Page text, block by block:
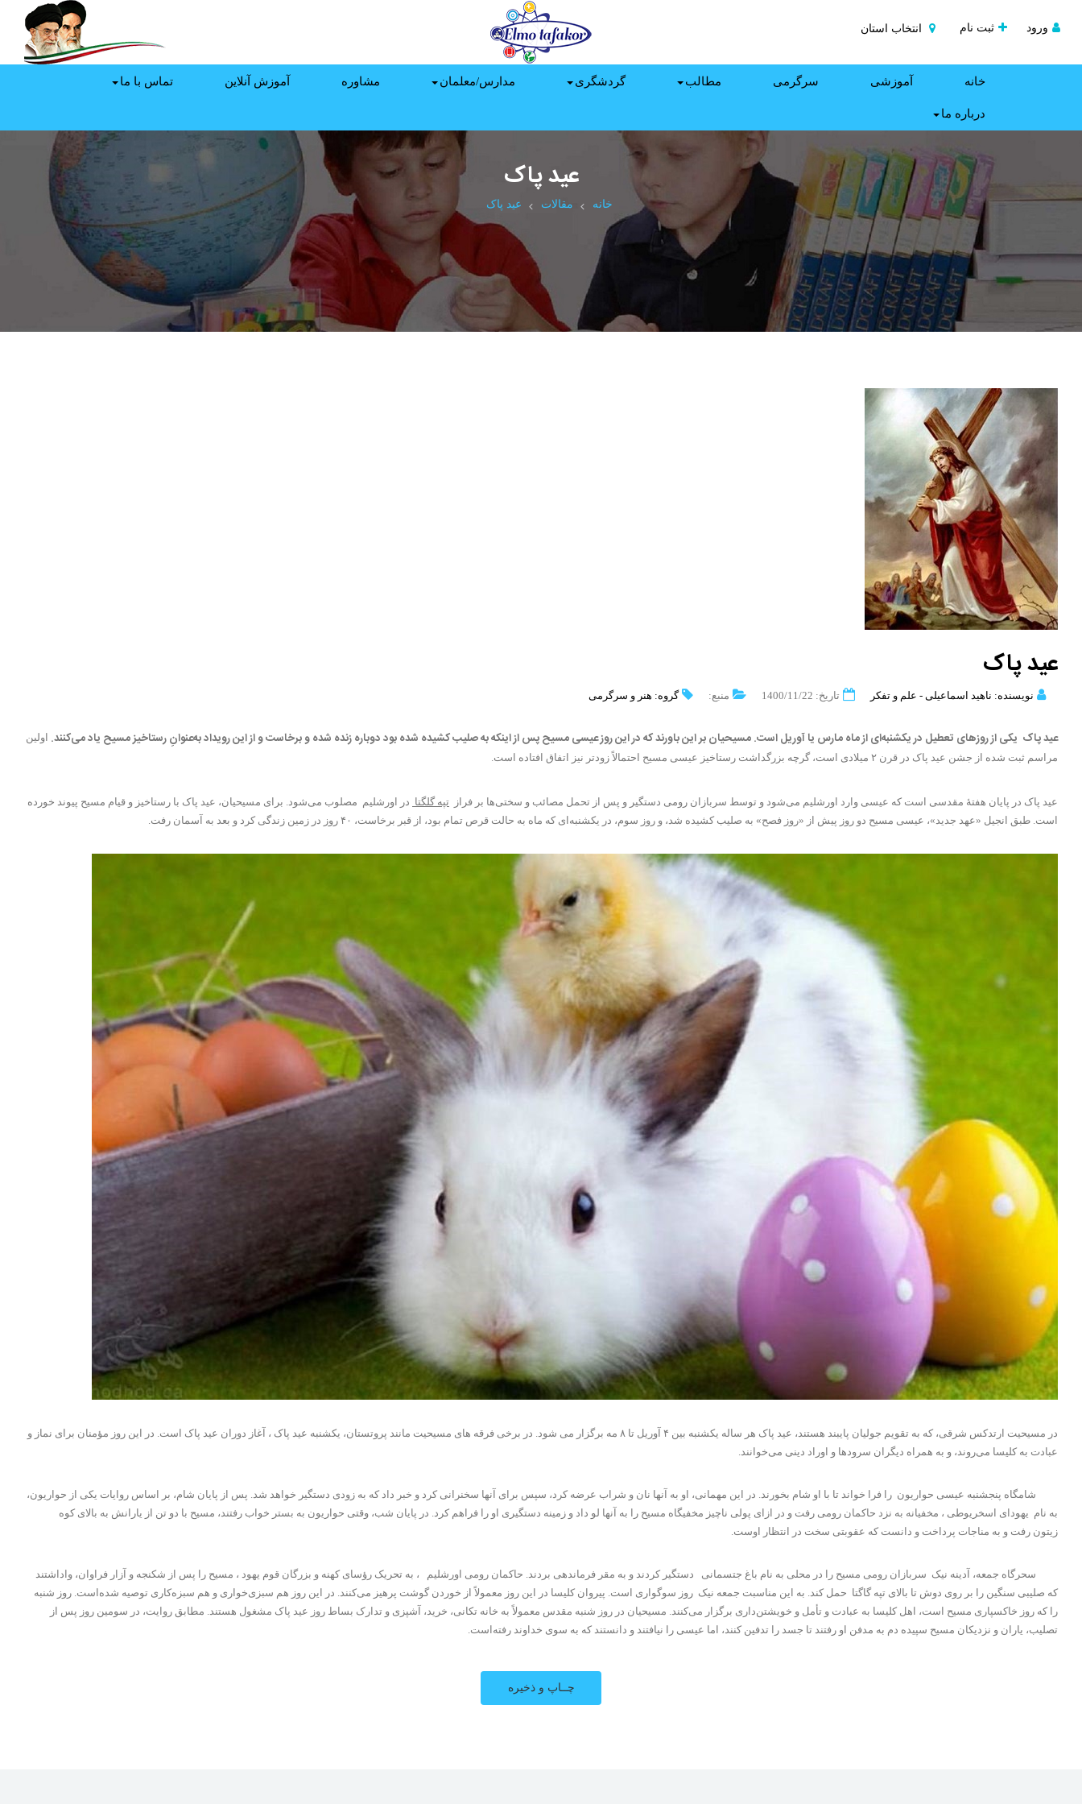
ورود ثبت نام انتخاب استان
خانه آموزشی سرگرمی مطالب گردشگری مدارس/معلمان مشاوره آموزش آنلاین تماس با ما
درباره ما
عید پاک
خانه مقالات عید پاک
عید پاک
نویسنده: ناهید اسماعیلی - علم و تفکر تاریخ: 1400/11/22 منبع: گروه: هنر و سرگرمی
عید پاک یکی از روزهای تعطیل در یکشنبه‌ای از ماهمارس یاآوریلاست. مسیحیان بر این باورند که در این روزعیسی مسیحپس از اینکه به صلیب کشیده شده بود دوباره زنده شده و برخاست و از این رویداد به‌عنوانِرستاخیز مسیح یاد می‌کنند. اولین
مراسم ثبت شده از جشن عید پاک در قرن ۲ میلادی است، گرچه بزرگداشت رستاخیز عیسی مسیح احتمالاً زودتر نیز اتفاق افتاده است.
عید پاک در پایان هفتهٔ مقدسی است که عیسی وارد اورشلیم می‌شود و توسط سربازان رومی دستگیر و پس از تحمل مصائب و سختی‌ها بر فراز تپه گلگتا در اورشلیم مصلوب می‌شود. برای مسیحیان، عید پاک با رستاخیز و قیام مسیح پیوند خورده
است. طبق انجیل «عهد جدید»، عیسی مسیح دو روز پیش از «روز فصح» به صلیب کشیده شد، و روز سوم، در یکشنبه‌ای که ماه به حالت قرص تمام بود، از قبر برخاست، ۴۰ روز در زمین زندگی کرد و بعد به آسمان رفت.
در مسیحیت ارتدکس شرقی، که به تقویم جولیان پایبند هستند، عید پاک هر ساله یکشنبه بین ۴ آوریل تا ۸ مه برگزار می شود. در برخی فرقه های مسیحیت مانند پروتستان، یکشنبه عید پاک ، آغاز دوران عید پاک است. در این روز مؤمنان برای نماز و
عبادت به کلیسا می‌روند، و به همراه دیگران سرودها و اوراد دینی می‌خوانند.
شامگاه پنجشنبه عیسی حواریون را فرا خواند تا با او شام بخورند. در این مهمانی، او به آنها نان و شراب عرضه کرد، سپس برای آنها سخنرانی کرد و خبر داد که به زودی دستگیر خواهد شد. پس از پایان شام، بر اساس روایات یکی از حواریون،
به نام یهودای اسخریوطی ، مخفیانه به نزد حاکمان رومی رفت و در ازای پولی ناچیز مخفیگاه مسیح را به آنها لو داد و زمینه دستگیری او را فراهم کرد. در پایان شب، وقتی حواریون به بستر خواب رفتند، مسیح با دو تن از یارانش به بالای کوه
زیتون رفت و به مناجات پرداخت و دانست که عقوبتی سخت در انتظار اوست.
سحرگاه جمعه، آدینه نیک سربازان رومی مسیح را در محلی به نام باغ جتسمانی دستگیر کردند و به مقر فرماندهی بردند. حاکمان رومی اورشلیم ، به تحریک رؤسای کهنه و بزرگان قوم یهود ، مسیح را پس از شکنجه و آزار فراوان، واداشتند
که صلیبی سنگین را بر روی دوش تا بالای تپه گاگتا حمل کند. به این مناسبت جمعه نیک روز سوگواری است. پیروان کلیسا در این روز معمولاً از خوردن گوشت پرهیز می‌کنند. در این روز هم سبزی‌خواری و هم سبزه‌کاری توصیه شده‌است. روز شنبه
را که روز خاکسپاری مسیح است، اهل کلیسا به عبادت و تأمل و خویشتن‌داری برگزار می‌کنند. مسیحیان در روز شنبه مقدس معمولاً به خانه‌ تکانی، خرید، آشپزی و تدارک بساط روز عید پاک مشغول هستند. مطابق روایت، در سومین روز پس از
تصلیب، یاران و نزدیکان مسیح سپیده دم به مدفن او رفتند تا جسد را تدفین کنند، اما عیسی را نیافتند و دانستند که به سوی خداوند رفته‌است.